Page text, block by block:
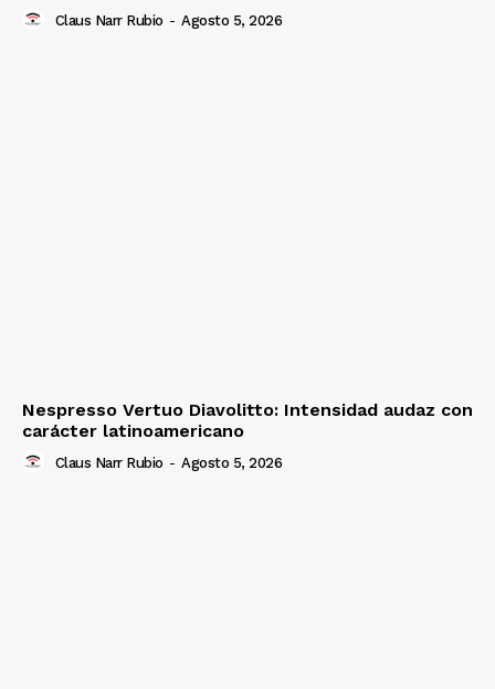
Claus Narr Rubio - Agosto 5, 2026
Nespresso Vertuo Diavolitto: Intensidad audaz con
carácter latinoamericano
Claus Narr Rubio - Agosto 5, 2026